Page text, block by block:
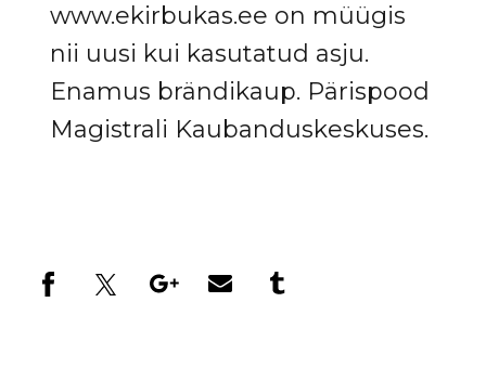
www.ekirbukas.ee on müügis
nii uusi kui kasutatud asju.
Enamus brändikaup. Pärispood
Magistrali Kaubanduskeskuses.